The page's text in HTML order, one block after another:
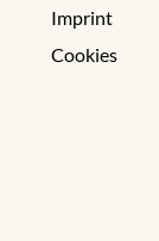
Imprint
Cookies